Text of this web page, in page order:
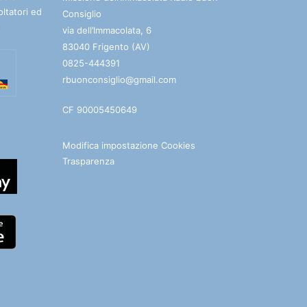
ed
Consiglio
via dell’Immacolata, 6
83040 Frigento (AV)
0825-444391
rbuonconsiglio@gmail.com
CF 90005450649
Modifica impostazione Cookies
Trasparenza